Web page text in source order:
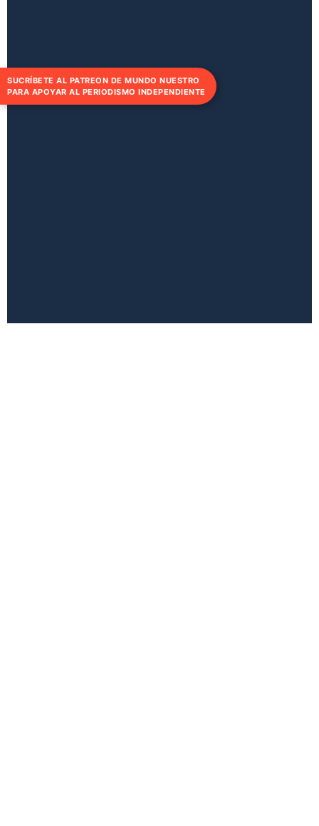
SUCRÍBETE AL PATREON DE MUNDO NUESTRO
PARA APOYAR AL PERIODISMO INDEPENDIENTE